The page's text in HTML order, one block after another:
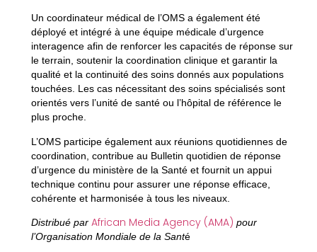
Un coordinateur médical de l’OMS a également été
déployé et intégré à une équipe médicale d’urgence
interagence afin de renforcer les capacités de réponse sur
le terrain, soutenir la coordination clinique et garantir la
qualité et la continuité des soins donnés aux populations
touchées. Les cas nécessitant des soins spécialisés sont
orientés vers l’unité de santé ou l’hôpital de référence le
plus proche.
L’OMS participe également aux réunions quotidiennes de
coordination, contribue au Bulletin quotidien de réponse
d’urgence du ministère de la Santé et fournit un appui
technique continu pour assurer une réponse efficace,
cohérente et harmonisée à tous les niveaux.
Distribué par African Media Agency (AMA) pour
l’Organisation Mondiale de la Santé